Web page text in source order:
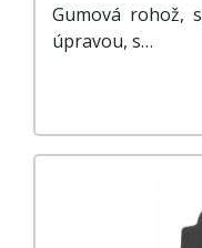
Gumová rohož,
úpravou, s…